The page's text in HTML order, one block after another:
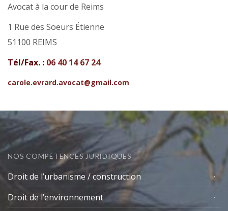
Avocat à la cour de Reims
1 Rue des Soeurs Étienne
51100 REIMS
Tél/Fax. : 06 40 14 67 24
carole.evrard.avocat@gmail.com
NOS COMPÉTENCES JURIDIQUES
Droit de l’urbanisme / construction
Droit de l’environnement